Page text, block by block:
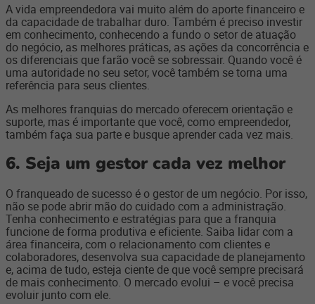
A vida empreendedora vai muito além do aporte financeiro e
da capacidade de trabalhar duro. Também é preciso investir
em conhecimento, conhecendo a fundo o setor de atuação
do negócio, as melhores práticas, as ações da concorrência e
os diferenciais que farão você se sobressair. Quando você é
uma autoridade no seu setor, você também se torna uma
referência para seus clientes.
As melhores franquias do mercado oferecem orientação e
suporte, mas é importante que você, como empreendedor,
também faça sua parte e busque aprender cada vez mais.
6. Seja um gestor cada vez melhor
O franqueado de sucesso é o gestor de um negócio. Por isso,
não se pode abrir mão do cuidado com a administração.
Tenha conhecimento e estratégias para que a franquia
funcione de forma produtiva e eficiente. Saiba lidar com a
área financeira, com o relacionamento com clientes e
colaboradores, desenvolva sua capacidade de planejamento
e, acima de tudo, esteja ciente de que você sempre precisará
de mais conhecimento. O mercado evolui – e você precisa
evoluir junto com ele.